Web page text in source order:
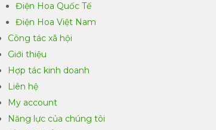
Điện Hoa Quốc Tế
Điện Hoa Việt Nam
Công tác xã hội
Giới thiệu
Hợp tác kinh doanh
Liên hệ
My account
Năng lực của chúng tôi